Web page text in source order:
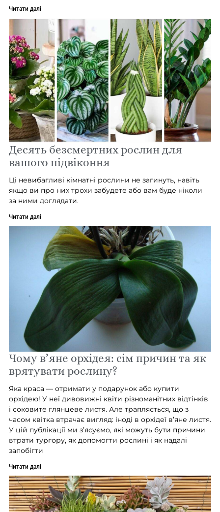
Читати далі
Десять безсмертних рослин для
вашого підвіконня
Ці невибагливі кімнатні рослини не загинуть, навіть
якщо ви про них трохи забудете або вам буде ніколи
за ними доглядати.
Читати далі
Чому в’яне орхідея: сім причин та як
врятувати рослину?
Яка краса — отримати у подарунок або купити
орхідею! У неї дивовижні квіти різноманітних відтінків
і соковите глянцеве листя. Але трапляється, що з
часом квітка втрачає вигляд: іноді в орхідеї в’яне листя.
У цій публікації ми з’ясуємо, які можуть бути причини
втрати тургору, як допомогти рослині і як надалі
запобігти
Читати далі